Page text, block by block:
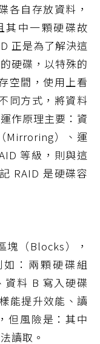
各自存放資料，
其中一顆硬碟故
正是為了解決這
硬碟，以特殊的
空間，使用上看
同方式，將資料
作原理主要：資
Mirroring）、運
等級，則與這
RAID 是硬碟容
塊（Blocks），
：兩顆硬碟組
資料 B 寫入硬碟
能提升效能、讀
但風險是：其中
讀取。